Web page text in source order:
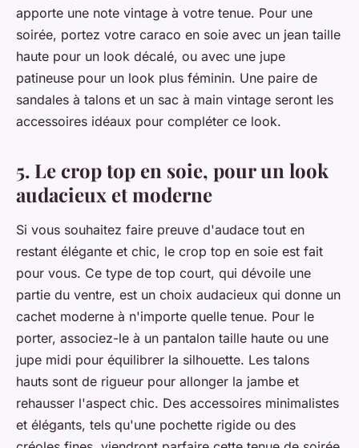
apporte une note vintage à votre tenue. Pour une
soirée, portez votre caraco en soie avec un jean taille
haute pour un look décalé, ou avec une jupe
patineuse pour un look plus féminin. Une paire de
sandales à talons et un sac à main vintage seront les
accessoires idéaux pour compléter ce look.
5. Le crop top en soie, pour un look
audacieux et moderne
Si vous souhaitez faire preuve d'audace tout en
restant élégante et chic, le crop top en soie est fait
pour vous. Ce type de top court, qui dévoile une
partie du ventre, est un choix audacieux qui donne un
cachet moderne à n'importe quelle tenue. Pour le
porter, associez-le à un pantalon taille haute ou une
jupe midi pour équilibrer la silhouette. Les talons
hauts sont de rigueur pour allonger la jambe et
rehausser l'aspect chic. Des accessoires minimalistes
et élégants, tels qu'une pochette rigide ou des